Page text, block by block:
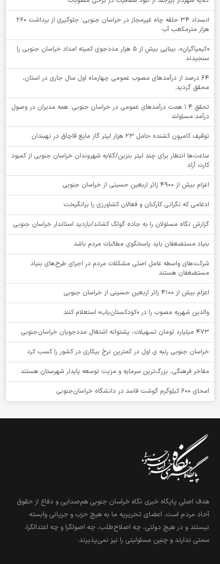
انسداد ۳۴ حلقه چاه غیرمجاز در خراسان جنوبی؛ جلوگیری از برداشت ۲۶۰
هزار مترمکعب آب
«کیمیاگران»، بینایی بیش از ۵ هزار مددجوی کمیته امداد خراسان جنوبی را
سنجیدند
64 درصد از درآمدهای مصوب عمومی چهارماه اول سال جاری در استان،
محقق گردید.
تحقق ۱.۴ همت درآمدهای عمومی در خراسان جنوبی؛ همه مدیران در وصول
درآمد مسئولند
توقيف کامیون کشنده حامل 23 هزار لیتر گاز مایع قاچاق در نهبندان
ساعت‌ها انتظار برای چند لیتر بنزین/گلایه شهروندان خراسان جنوبی از کمبود
کارت آزاد
اعزام بیش از 4900 زائر اربعین حسینی از خراسان جنوبی
ادغامی که نگرانی کارکنان و فعالان کشاورزی را برانگیخت
گزارش نگاه مسئولان را به جاده گولگ کشاند/بازدید استاندار خراسان جنوبی
بنیاد مستضعفان باید پاسخگوی مطالبات مردم باشد
شرکت‌های واسطه عامل اصلی مشکلات مردم در اجرای طرح‌های بنیاد
مستضعفان هستند
اعزام بیش از 4100 زائر اربعین حسینی از خراسان جنوبی
والدین شهریه مصوب را در «کودکستان‌یاب» استعلام کنند
۴۷۳ میلیارد تومان تسهیلات، پشتوانه اشتغال مددجویان خراسان‌جنوبی
خراسان جنوبی رتبه ی اول در کمترین نرخ بیکاری در کشور را کسب کرد
مفاخر فرهنگی، بزرگ‌ترین سرمایه و مزیت توسعه پایدار شهرستان هستند
امحای ۶۰۰ کیلوگرم گوشت فاسد در دانشگاه خراسان‌جنوبی
هدف اصلی پایگاه خبری نگاه خراسان جنوبی هم‌صدایی و دفاع از حقوق
آحاد مردم است. اعضای تحریریه ما به هیچ حزب و جریانی وابسته
نیستند و در هیچ دولتی، چه اصلاح‌طلب، چه اصولگرا و چه اعتدالگرا،
سمتی ندارند و چنین مسئولیتی را نیز نمی‌پذیرند.